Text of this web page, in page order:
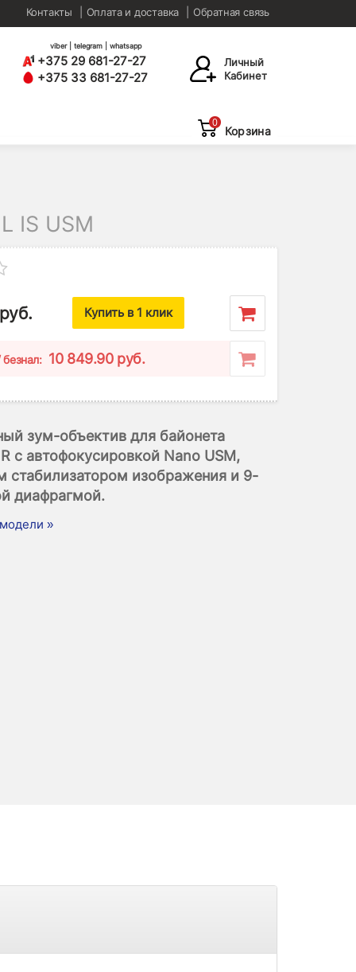
Контакты Оплата и доставка Обратная связь
viber | telegram | whatsapp
+375 29 681-27-27
+375 33 681-27-27
Личный
Кабинет
0
Корзина
IS USM
Купить в 1 клик
10 849.90 руб.
зум-объектив для байонета
с автофокусировкой Nano USM,
стабилизатором изображения и 9-
диафрагмой.
»